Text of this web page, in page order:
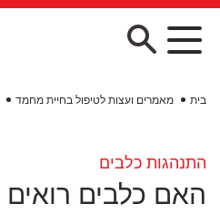
Skip to main content
בית מאמרים ועצות לטיפול בחיית מחמד
התנהגות כלבים
האם כלבים רואים